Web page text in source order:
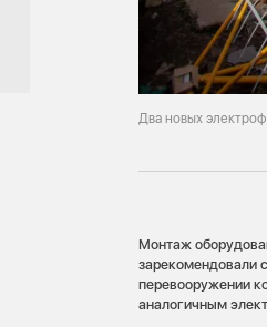
Два новых
Монтаж
зарекомендовали
перевооружении
аналогичным